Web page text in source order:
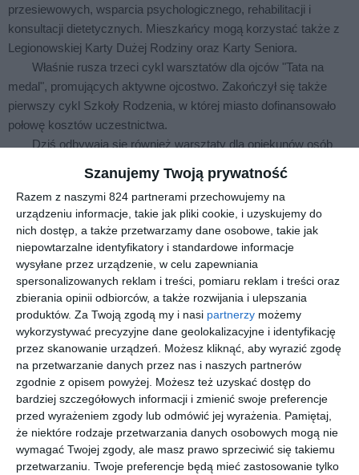
Szanujemy Twoją prywatność
Razem z naszymi 824 partnerami przechowujemy na
urządzeniu informacje, takie jak pliki cookie, i uzyskujemy do
nich dostęp, a także przetwarzamy dane osobowe, takie jak
niepowtarzalne identyfikatory i standardowe informacje
wysyłane przez urządzenie, w celu zapewniania
spersonalizowanych reklam i treści, pomiaru reklam i treści oraz
zbierania opinii odbiorców, a także rozwijania i ulepszania
produktów. Za Twoją zgodą my i nasi partnerzy możemy
wykorzystywać precyzyjne dane geolokalizacyjne i identyfikację
przez skanowanie urządzeń. Możesz kliknąć, aby wyrazić zgodę
na przetwarzanie danych przez nas i naszych partnerów
zgodnie z opisem powyżej. Możesz też uzyskać dostęp do
bardziej szczegółowych informacji i zmienić swoje preferencje
przed wyrażeniem zgody lub odmówić jej wyrażenia.
Pamiętaj,
że niektóre rodzaje przetwarzania danych osobowych mogą nie
wymagać Twojej zgody, ale masz prawo sprzeciwić się takiemu
przetwarzaniu. Twoje preferencje będą mieć zastosowanie tylko
przesiewowych, wsparcia psychologicznego, rehabilitacji i
konsultacji dietetycznych. Mieszkańcy mogą korzystać także z
Legionowskiej Karty Dużej Rodziny oraz Karty Seniora.
Właśnie rusza trzeci cykl warsztatów dla ojców "Tata na
medal", promujących aktywne ojcostwo. Zakończył się także
pierwszy cykl Szkoły Rodzenia, w której miasto dofinansowało
połowę kosztów uczestnictwa.
Dziś odbywają się również warsztaty dla opiekunów osób
organizuje także pikniki, festyny i warsztaty rodzinne.
Wstąp do księgarni
[ audiobook ]
American
a. To, co
najlepsze
w USA
Żelazowska
[ książka ]
The
Spanish
Love
Deception
Elena Armas
[ e-book ]
Przeznacz
ona, by
czuć
Indigo Bloome
[ komiks ]
Gigant
Tom
2/2020.
Niebezpie
czna
piątka
praca zbiorowa
więcej w księgarni